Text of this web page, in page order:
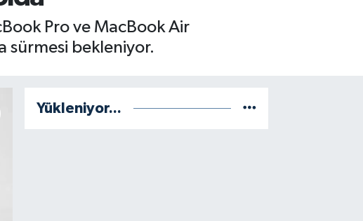
%-0.76
Pro ve MacBook Air
sürmesi bekleniyor.
Yükleniyor...